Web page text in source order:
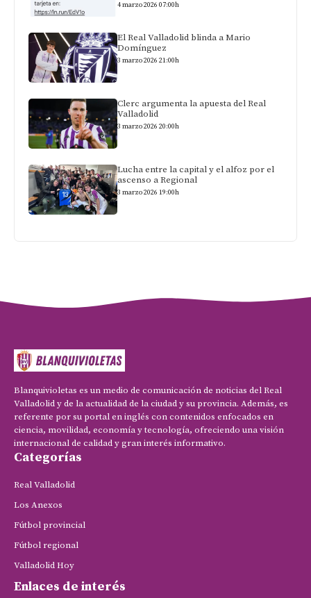
4 marzo 2026 07:00h
El Real Valladolid blinda a Mario
Domínguez
3 marzo 2026 21:00h
Clerc argumenta la apuesta del Real
Valladolid
3 marzo 2026 20:00h
Lucha entre la capital y el alfoz por el
ascenso a Regional
3 marzo 2026 19:00h
Blanquivioletas es un medio de comunicación de noticias del Real
Valladolid y de la actualidad de la ciudad y su provincia. Además, es
referente por su portal en inglés con contenidos enfocados en
ciencia, movilidad, economía y tecnología, ofreciendo una visión
internacional de calidad y gran interés informativo.
Categorías
Real Valladolid
Los Anexos
Fútbol provincial
Fútbol regional
Valladolid Hoy
Enlaces de interés